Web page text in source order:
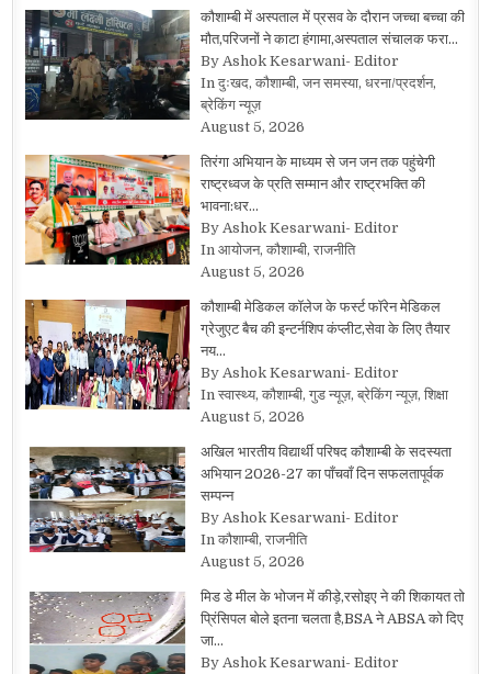
कौशाम्बी में अस्पताल में प्रसव के दौरान जच्चा बच्चा की
मौत,परिजनों ने काटा हंगामा,अस्पताल संचालक फरा…
By Ashok Kesarwani- Editor
In दुःखद, कौशाम्बी, जन समस्या, धरना/प्रदर्शन,
ब्रेकिंग न्यूज़
August 5, 2026
तिरंगा अभियान के माध्यम से जन जन तक पहुंचेगी
राष्ट्रध्वज के प्रति सम्मान और राष्ट्रभक्ति की
भावना:धर…
By Ashok Kesarwani- Editor
In आयोजन, कौशाम्बी, राजनीति
August 5, 2026
कौशाम्बी मेडिकल कॉलेज के फर्स्ट फॉरेन मेडिकल
ग्रेजुएट बैच की इन्टर्नशिप कंप्लीट,सेवा के लिए तैयार
नय…
By Ashok Kesarwani- Editor
In स्वास्थ्य, कौशाम्बी, गुड न्यूज़, ब्रेकिंग न्यूज़, शिक्षा
August 5, 2026
अखिल भारतीय विद्यार्थी परिषद कौशाम्बी के सदस्यता
अभियान 2026-27 का पाँचवाँ दिन सफलतापूर्वक
सम्पन्न
By Ashok Kesarwani- Editor
In कौशाम्बी, राजनीति
August 5, 2026
मिड डे मील के भोजन में कीड़े,रसोइए ने की शिकायत तो
प्रिंसिपल बोले इतना चलता है,BSA ने ABSA को दिए
जा…
By Ashok Kesarwani- Editor